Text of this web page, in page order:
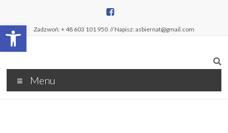
Open toolbar
Zadzwoń: + 48 603 101 950 // Napisz: asbiernat@gmail.com
Menu